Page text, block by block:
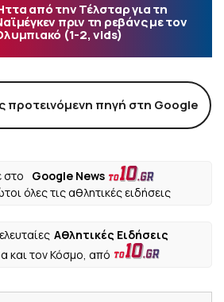
από την Τέλσταρ για τη
πριν τη ρεβάνς με τον
(1-2, vids)
πηγή στη Google
στο
Google News
όλες τις αθλητικές ειδήσεις
Αθλητικές Ειδήσεις
και τον Κόσμο, από